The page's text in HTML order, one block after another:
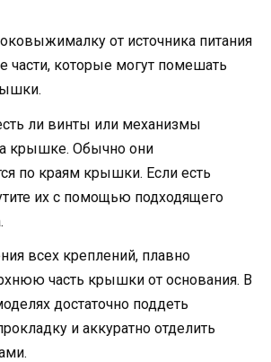
от источника питания
части, которые могут помешать
ли винты или механизмы
крышке. Обычно они
по краям крышки. Если есть
их с помощью подходящего
всех креплений, плавно
часть крышки от основания. В
достаточно поддеть
и аккуратно отделить